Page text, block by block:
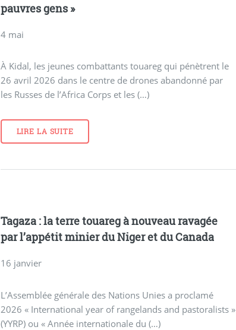
pauvres gens »
4 mai
À Kidal, les jeunes combattants touareg qui pénètrent le
26 avril 2026 dans le centre de drones abandonné par
les Russes de l’Africa Corps et les (…)
LIRE LA SUITE
Tagaza : la terre touareg à nouveau ravagée
par l’appétit minier du Niger et du Canada
16 janvier
L’Assemblée générale des Nations Unies a proclamé
2026 « International year of rangelands and pastoralists »
(YYRP) ou « Année internationale du (…)